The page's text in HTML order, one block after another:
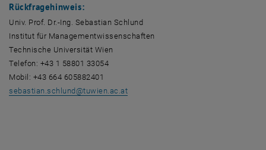
Rückfragehinweis:
Univ. Prof. Dr.-Ing. Sebastian Schlund
Institut für Managementwissenschaften
Technische Universität Wien
Telefon: +43 1 58801 33054
Mobil: +43 664 605882401
sebastian.schlund@tuwien.ac.at